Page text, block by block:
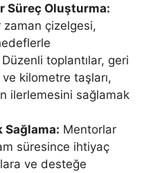
Süreç Oluşturma:
çizelgesi,
Düzenli toplantılar, geri
kilometre taşları,
ilerlemesini sağlamak
Sağlama: Mentorlar
süresince ihtiyaç
ve desteğe